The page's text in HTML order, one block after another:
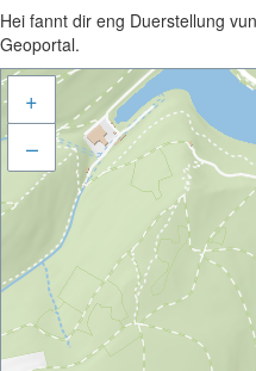
Hei fannt dir eng Duerstellung
Geoportal.
+
–